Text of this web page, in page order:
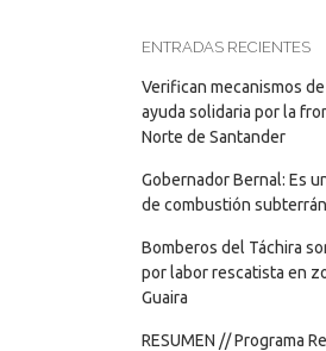
ENTRADAS RECIENTES
Verifican mecanismos
ayuda solidaria por la
Norte de Santander
Gobernador Bernal: Es
de combustión
Bomberos del Táchira
por labor rescatista en
Guaira
RESUMEN // Programa